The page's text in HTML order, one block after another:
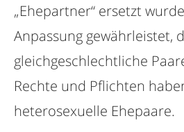
„Ehepartner“ ersetzt
Anpassung gewährleistet,
gleichgeschlechtliche
Rechte und Pflichten
heterosexuelle Ehepaare.